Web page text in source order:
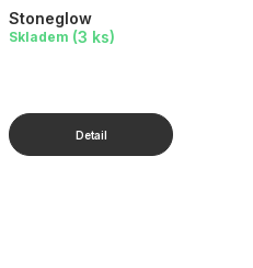
Stoneglow
Skladem (3 ks)